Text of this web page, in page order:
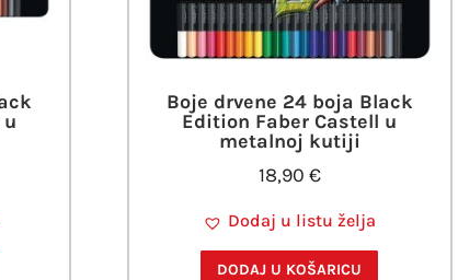
Boje drvene 24 boja Black
Edition Faber Castell u
metalnoj kutiji
18,90 €
Dodaj u listu želja
DODAJ U KOŠARICU